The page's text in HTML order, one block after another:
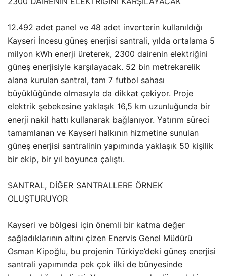
12.492 adet panel ve 48 adet inverterin kullanıldığı
Kayseri İncesu güneş enerjisi santrali, yılda ortalama 5
milyon kWh enerji üreterek, 2300 dairenin elektriğini
güneş enerjisiyle karşılayacak. 52 bin metrekarelik
alana kurulan santral, tam 7 futbol sahası
büyüklüğünde olmasıyla da dikkat çekiyor. Proje
elektrik şebekesine yaklaşık 16,5 km uzunluğunda bir
enerji nakil hattı kullanarak bağlanıyor. Yatırım süreci
tamamlanan ve Kayseri halkının hizmetine sunulan
güneş enerjisi santralinin yapımında yaklaşık 50 kişilik
bir ekip, bir yıl boyunca çalıştı.
SANTRAL, DİĞER SANTRALLERE ÖRNEK
OLUŞTURUYOR
Kayseri ve bölgesi için önemli bir katma değer
sağladıklarının altını çizen Enervis Genel Müdürü
Osman Kipoğlu, bu projenin Türkiye’deki güneş enerjisi
santrali yapımında pek çok ilki de bünyesinde